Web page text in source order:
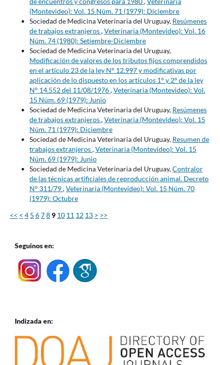
(Montevideo): Vol. 15 Núm. 71 (1979): Diciembre
Sociedad de Medicina Veterinaria del Uruguay, Resúmenes
de trabajos extranjeros,Veterinaria (Montevideo): Vol. 16
Núm. 74 (1980): Setiembre-Diciembre
Sociedad de Medicina Veterinaria del Uruguay,
Modificación de valores de los tributos fijos comprendidos
en el artículo 23 de la ley N° 12.997 y modificativas por
aplicación de lo dispuesto en los artículos 1° y 2° de la ley
N° 14.552 del 11/08/1976,Veterinaria (Montevideo): Vol.
15 Núm. 69 (1979): Junio
Sociedad de Medicina Veterinaria del Uruguay, Resúmenes
de trabajos extranjeros,Veterinaria (Montevideo): Vol. 15
Núm. 71 (1979): Diciembre
Sociedad de Medicina Veterinaria del Uruguay, Resumen de
trabajos extranjeros,Veterinaria (Montevideo): Vol. 15
Núm. 69 (1979): Junio
Sociedad de Medicina Veterinaria del Uruguay,Contralor
de las técnicas artificiales de reproducción animal. Decreto
N° 311/79,Veterinaria (Montevideo): Vol. 15 Núm. 70
(1979): Octubre
<< < 4 5 6789 10 11 12 13 > >>
Seguinos en:
Indizada en: